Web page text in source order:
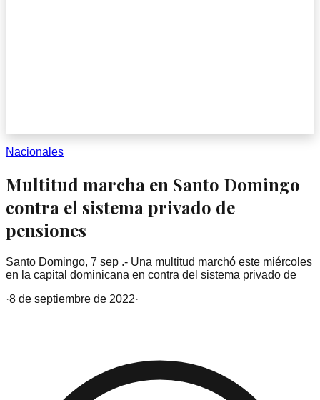
Nacionales
Multitud marcha en Santo Domingo
contra el sistema privado de
pensiones
Santo Domingo, 7 sep .- Una multitud marchó este miércoles
en la capital dominicana en contra del sistema privado de
·8 de septiembre de 2022·